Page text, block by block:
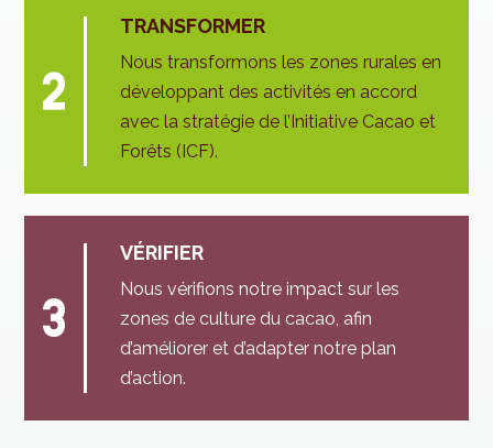
TRANSFORMER
Nous transformons les zones rurales en
développant des activités en accord
avec la stratégie de l’Initiative Cacao et
Forêts (ICF).
VÉRIFIER
Nous vérifions notre impact sur les
zones de culture du cacao, afin
d’améliorer et d’adapter notre plan
d’action.